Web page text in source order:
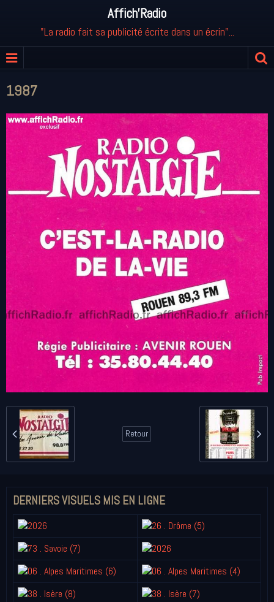
Affich'Radio
"La radio fait sa publicité écrite dans un écrin"...
1987
Retour
DERNIERS VISUELS MIS EN LIGNE